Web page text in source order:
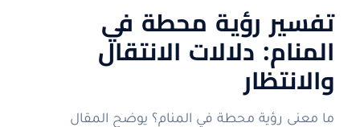
تفسير رؤية محطة في
المنام: دلالات الانتقال
والانتظار
ما معنى رؤية محطة في المنام؟ يوضح المقال